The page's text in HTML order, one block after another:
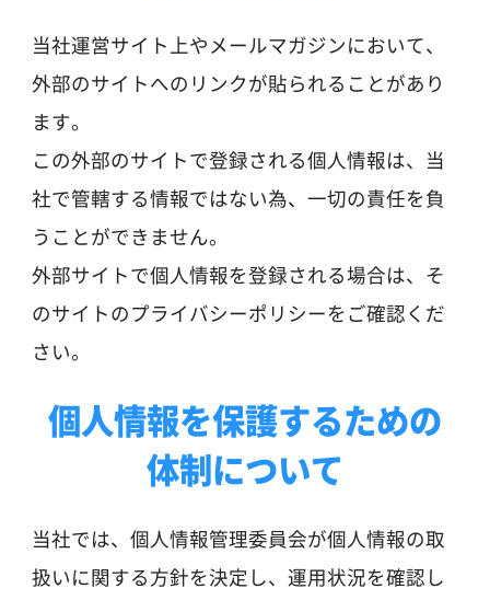
当社運営サイト上やメールマガジンにおいて、
外部のサイトへのリンクが貼られることがあり
ます。
この外部のサイトで登録される個人情報は、当
社で管轄する情報ではない為、一切の責任を負
うことができません。
外部サイトで個人情報を登録される場合は、そ
のサイトのプライバシーポリシーをご確認くだ
さい。
個人情報を保護するための
体制について
当社では、個人情報管理委員会が個人情報の取
扱いに関する方針を決定し、運用状況を確認し